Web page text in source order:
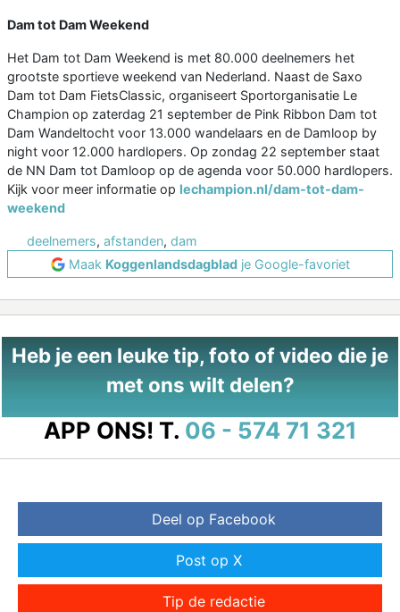
Dam tot Dam Weekend
Het Dam tot Dam Weekend is met 80.000 deelnemers het
grootste sportieve weekend van Nederland. Naast de Saxo
Dam tot Dam FietsClassic, organiseert Sportorganisatie Le
Champion op zaterdag 21 september de Pink Ribbon Dam tot
Dam Wandeltocht voor 13.000 wandelaars en de Damloop by
night voor 12.000 hardlopers. Op zondag 22 september staat
de NN Dam tot Damloop op de agenda voor 50.000 hardlopers.
Kijk voor meer informatie op lechampion.nl/dam-tot-dam-
weekend
deelnemers, afstanden, dam
Maak Koggenlandsdagbladje Google-favoriet
Heb je een leuke tip, foto of video die je
met ons wilt delen?
APP ONS! T. 06 - 574 71 321
Deel op Facebook
Post op X
Tip de redactie